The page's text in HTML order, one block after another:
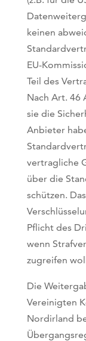
keinen
EU-
Teil des
Nach Art. 46
sie die
Anbieter
vertragliche
über die
schützen.
Pflicht des
wenn
zugreifen
Die
Vereinigten
Nordirland